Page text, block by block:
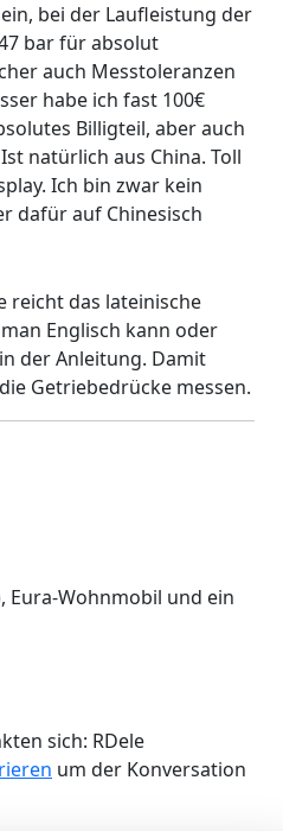
bei der Laufleistung der
bar für absolut
auch Messtoleranzen
habe ich fast 100€
Billigteil, aber auch
natürlich aus China. Toll
Ich bin zwar kein
dafür auf Chinesisch
reicht das lateinische
Englisch kann oder
der Anleitung. Damit
Getriebedrücke messen.
Eura-Wohnmobil und ein
sich: RDele
um der Konversation